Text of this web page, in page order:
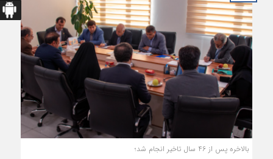
بالاخره پس از 46 سال تاخیر انجام شد؛